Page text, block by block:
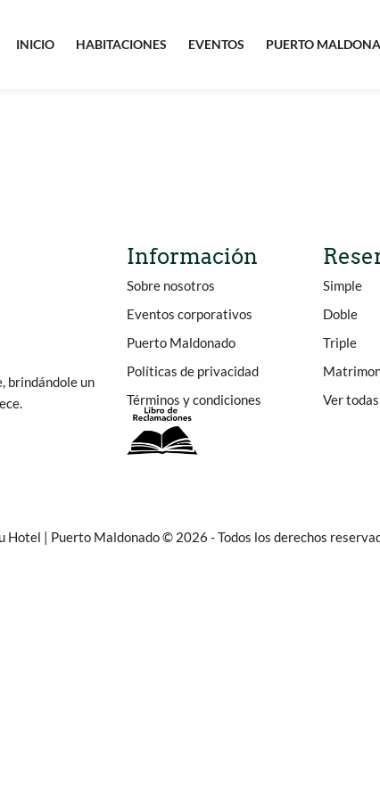
INICIO HABITACIONES EVENTOS PUERTO
brindándole un
Información
Sobre nosotros
Eventos corporativos
Puerto Maldonado
Políticas de privacidad
Términos y condiciones
Simple
Doble
Triple
Ver todas
Hotel | Puerto Maldonado © 2026 - Todos los derechos